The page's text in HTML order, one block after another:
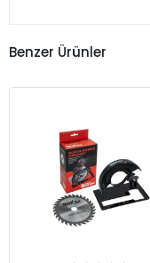
Benzer Ürünler